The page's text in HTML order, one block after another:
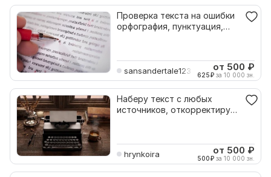
Проверка текста на ошибки
орфография, пунктуация,
sansandertale1234509 от 500 ₽
625₽ за 10 000 зн.
Наберу текст с любых
источников, откорректирую,
hrynkoira от 500 ₽
500₽ за 10 000 зн.